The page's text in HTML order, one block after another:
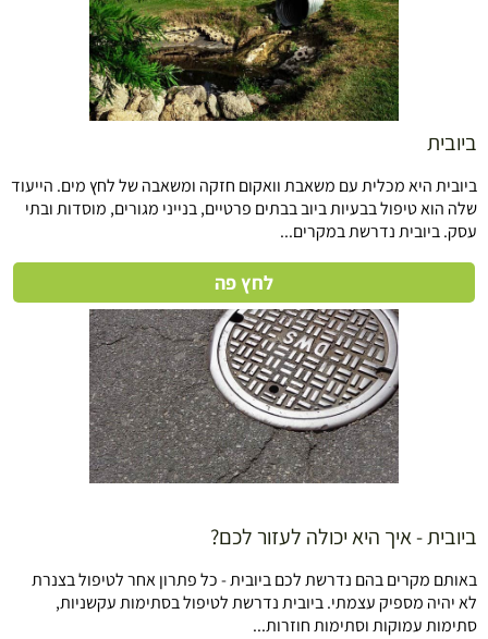
ביובית
ביובית היא מכלית עם משאבת וואקום חזקה ומשאבה של לחץ מים. הייעוד
שלה הוא טיפול בבעיות ביוב בבתים פרטיים, בנייני מגורים, מוסדות ובתי
עסק. ביובית נדרשת במקרים...
לחץ פה
ביובית - איך היא יכולה לעזור לכם?
באותם מקרים בהם נדרשת לכם ביובית - כל פתרון אחר לטיפול בצנרת
לא יהיה מספיק עצמתי. ביובית נדרשת לטיפול בסתימות עקשניות,
סתימות עמוקות וסתימות חוזרות...